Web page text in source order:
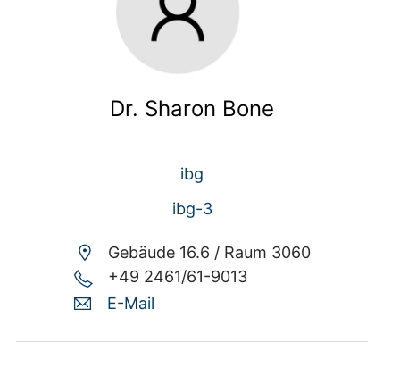
Dr. Sharon Bone
ibg
ibg-3
Gebäude 16.6 / Raum 3060
+49 2461/61-9013
E-Mail